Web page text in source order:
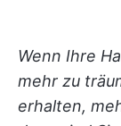
Wenn Ihre
mehr zu
erhalten,